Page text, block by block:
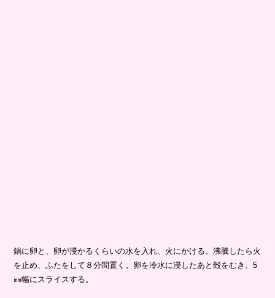
鍋に卵と、卵が浸かるくらいの水を入れ、火にかける。沸騰したら火
を止め、ふたをして８分間置く。卵を冷水に浸したあと殻をむき、5
㎜幅にスライスする。